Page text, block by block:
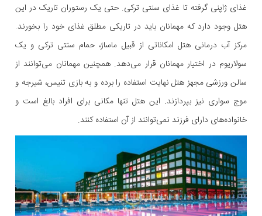
غذای ژاپنی گرفته تا غذای سنتی ترکی. حتی یک رستوران تاریک در این
هتل وجود دارد که مهمانان باید در تاریکی مطلق غذای خود را بخورند.
مرکز آب درمانی هتل امکاناتی از قبیل ماساژ، حمام سنتی ترکی و یک
سولاریوم در اختیار مهمانان قرار می‌دهد. همچنین مهمانان می‌توانند از
سالن ورزشی مجهز هتل نهایت استفاده را برده و به بازی تنیس، شیرجه و
موج سواری نیز بپردازند. این هتل تنها مکانی برای افراد بالغ است و
خانواده‌های دارای فرزند نمی‌توانند از آن استفاده کنند.